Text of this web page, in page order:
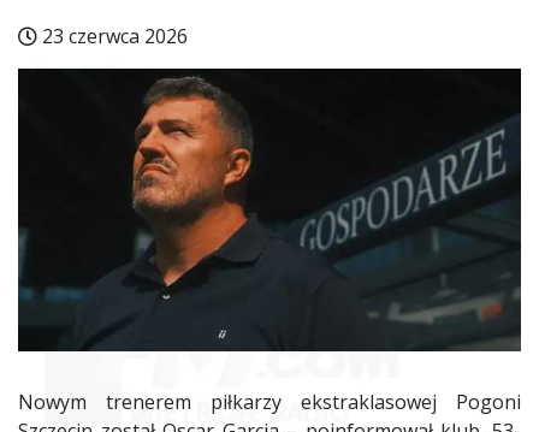
23 czerwca 2026
Nowym trenerem piłkarzy ekstraklasowej Pogoni